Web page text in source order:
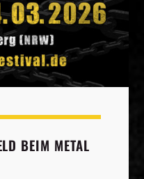
BEIM METAL